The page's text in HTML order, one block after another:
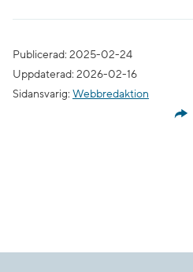
Publicerad: 2025-02-24
Uppdaterad: 2026-02-16
Sidansvarig: Webbredaktion